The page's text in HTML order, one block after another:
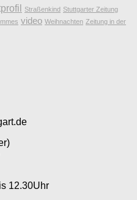
Straßenkind Stuttgarter Zeitung
video Weihnachten Zeitung in der
12.30Uhr